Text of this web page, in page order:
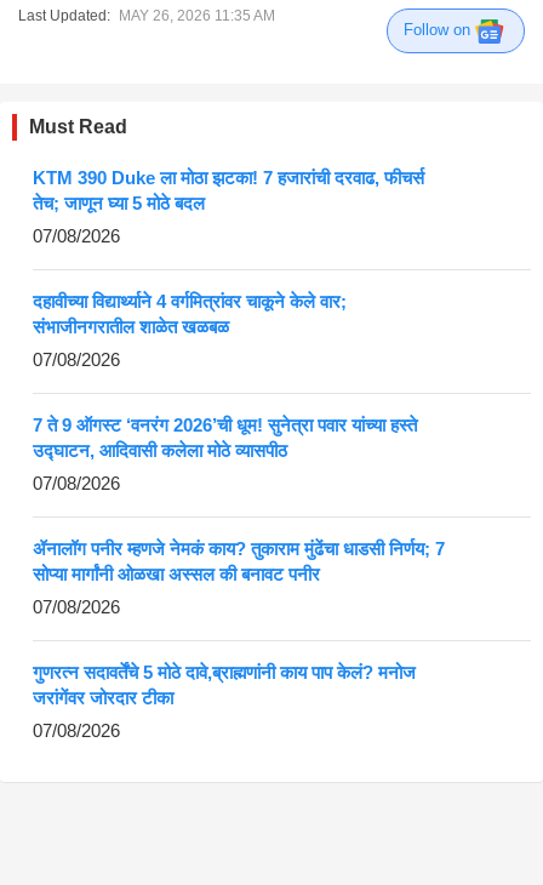
Last Updated: MAY 26, 2026 11:35 AM
Follow on
Must Read
KTM 390 Duke ला मोठा झटका! 7 हजारांची दरवाढ, फीचर्स
तेच; जाणून घ्या 5 मोठे बदल
07/08/2026
दहावीच्या विद्यार्थ्याने 4 वर्गमित्रांवर चाकूने केले वार;
संभाजीनगरातील शाळेत खळबळ
07/08/2026
7 ते 9 ऑगस्ट ‘वनरंग 2026’ची धूम! सुनेत्रा पवार यांच्या हस्ते
उद्घाटन, आदिवासी कलेला मोठे व्यासपीठ
07/08/2026
ॲनालॉग पनीर म्हणजे नेमकं काय? तुकाराम मुंढेंचा धाडसी निर्णय; 7
सोप्या मार्गांनी ओळखा अस्सल की बनावट पनीर
07/08/2026
गुणरत्न सदावर्तेंचे 5 मोठे दावे,ब्राह्मणांनी काय पाप केलं? मनोज
जरांगेंवर जोरदार टीका
07/08/2026